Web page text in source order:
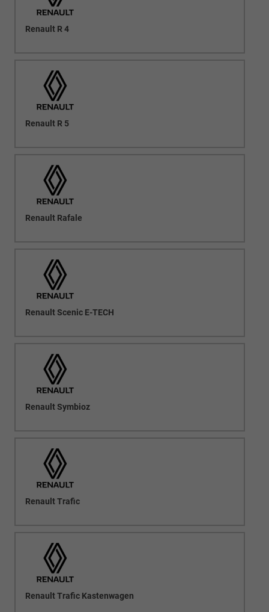
Renault R 4
Renault R 5
Renault Rafale
Renault Scenic E-TECH
Renault Symbioz
Renault Trafic
Renault Trafic Kastenwagen